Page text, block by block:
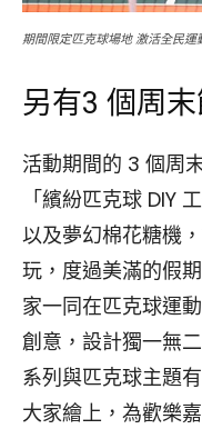
期間限定匹克球場地 激活全民運
另有3 個周
活動期間的 3 個周
「繽紛匹克球 DIY
以及夢幻棉花糖機
玩，度過美滿的假
家一同在匹克球運
創意，設計獨一無
系列與匹克球主題
大家繪上，為歡樂